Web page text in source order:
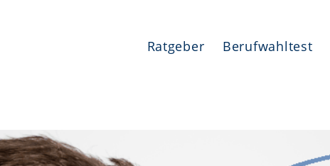
Ratgeber Berufwahltest